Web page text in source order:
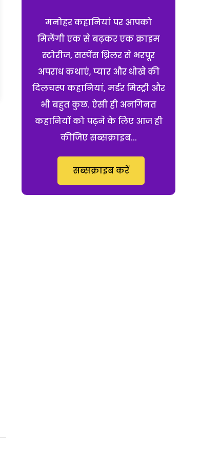
मनोहर कहानियां पर आपको
मिलेंगी एक से बढ़कर एक क्राइम
स्टोरीज, सस्पेंस थ्रिलर से भरपूर
अपराध कथाएं, प्यार और धोखे की
दिलचस्प कहानियां, मर्डर मिस्ट्री और
भी बहुत कुछ. ऐसी ही अनगिनत
कहानियों को पढ़ने के लिए आज ही
कीजिए सब्सक्राइब...
सब्सक्राइब करें